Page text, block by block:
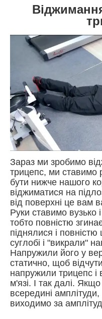
Зараз ми зробимо
трицепс, ми ставимо
бути нижче нашого
віджиматися на
від поверхні це вам
Руки ставимо вузько
тобто повністю
піднялися і
суглобі і "викрали"
Напружили його у
статично, щоб
напружили трицепс і
м'язі. І так далі.
всередині
виходимо за